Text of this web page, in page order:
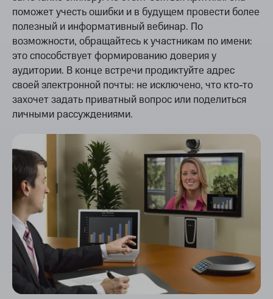
поможет учесть ошибки и в будущем провести более
полезный и информативный вебинар. По
возможности, обращайтесь к участникам по имени:
это способствует формированию доверия у
аудитории. В конце встречи продиктуйте адрес
своей электронной почты: не исключено, что кто-то
захочет задать приватный вопрос или поделиться
личными рассуждениями.